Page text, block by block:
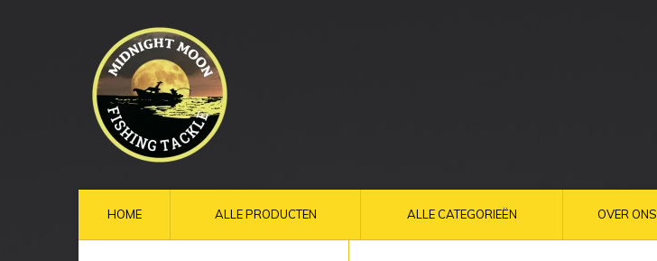
HOME ALLE PRODUCTEN ALLE CATEGORIEËN OVER ONS